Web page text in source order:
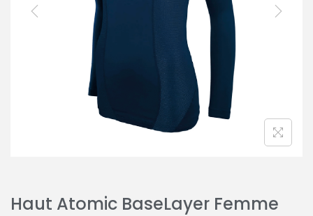
Haut Atomic BaseLayer Femme